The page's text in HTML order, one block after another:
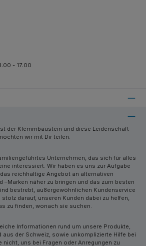
- 17:00
der Klemmbaustein und diese Leidenschaft
wir mit Dir teilen.
Unternehmen, das sich für alles
interessiert. Wir haben es uns zur Aufgabe
reichhaltige Angebot an alternativen
–Marken näher zu bringen und das zum besten
bestrebt, außergewöhnlichen Kundenservice
darauf, unseren Kunden dabei zu helfen,
zu finden, wonach sie suchen.
Informationen rund um unsere Produkte,
aus der Schweiz, sowie unkomplizierte Hilfe bei
nicht, uns bei Fragen oder Anregungen zu